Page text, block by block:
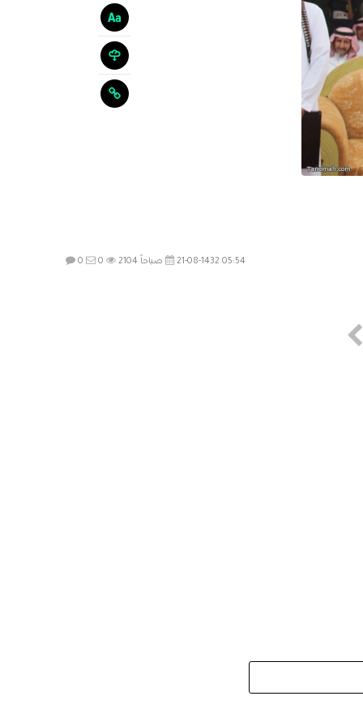
21-08-1432 05:54 صباحاً 0 0 2104